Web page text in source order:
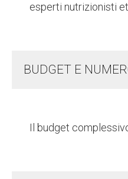
esperti nutrizionisti
BUDGET E
Il budget